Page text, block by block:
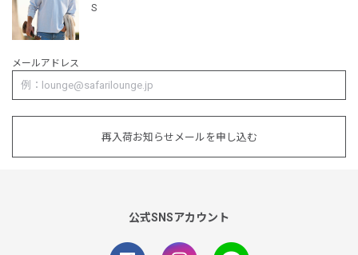
S
メールアドレス
再入荷お知らせメールを申し込む
公式SNSアカウント